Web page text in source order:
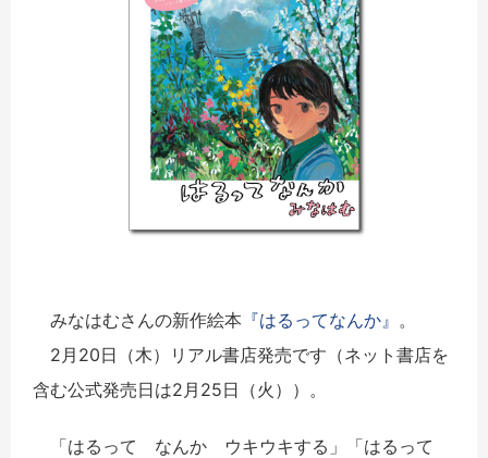
みなはむさんの新作絵本 『はるってなんか』 。
2月20日（木）リアル書店発売です（ネット書店を
含む公式発売日は2月25日（火））。
「はるって なんか ウキウキする」「はるって